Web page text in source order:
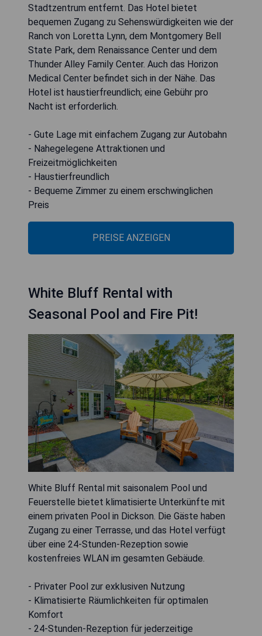
Stadtzentrum entfernt. Das Hotel bietet
bequemen Zugang zu Sehenswürdigkeiten wie der
Ranch von Loretta Lynn, dem Montgomery Bell
State Park, dem Renaissance Center und dem
Thunder Alley Family Center. Auch das Horizon
Medical Center befindet sich in der Nähe. Das
Hotel ist haustierfreundlich; eine Gebühr pro
Nacht ist erforderlich.
- Gute Lage mit einfachem Zugang zur Autobahn
- Nahegelegene Attraktionen und
Freizeitmöglichkeiten
- Haustierfreundlich
- Bequeme Zimmer zu einem erschwinglichen
Preis
PREISE ANZEIGEN
White Bluff Rental with
Seasonal Pool and Fire Pit!
White Bluff Rental mit saisonalem Pool und
Feuerstelle bietet klimatisierte Unterkünfte mit
einem privaten Pool in Dickson. Die Gäste haben
Zugang zu einer Terrasse, und das Hotel verfügt
über eine 24-Stunden-Rezeption sowie
kostenfreies WLAN im gesamten Gebäude.
- Privater Pool zur exklusiven Nutzung
- Klimatisierte Räumlichkeiten für optimalen
Komfort
- 24-Stunden-Rezeption für jederzeitige